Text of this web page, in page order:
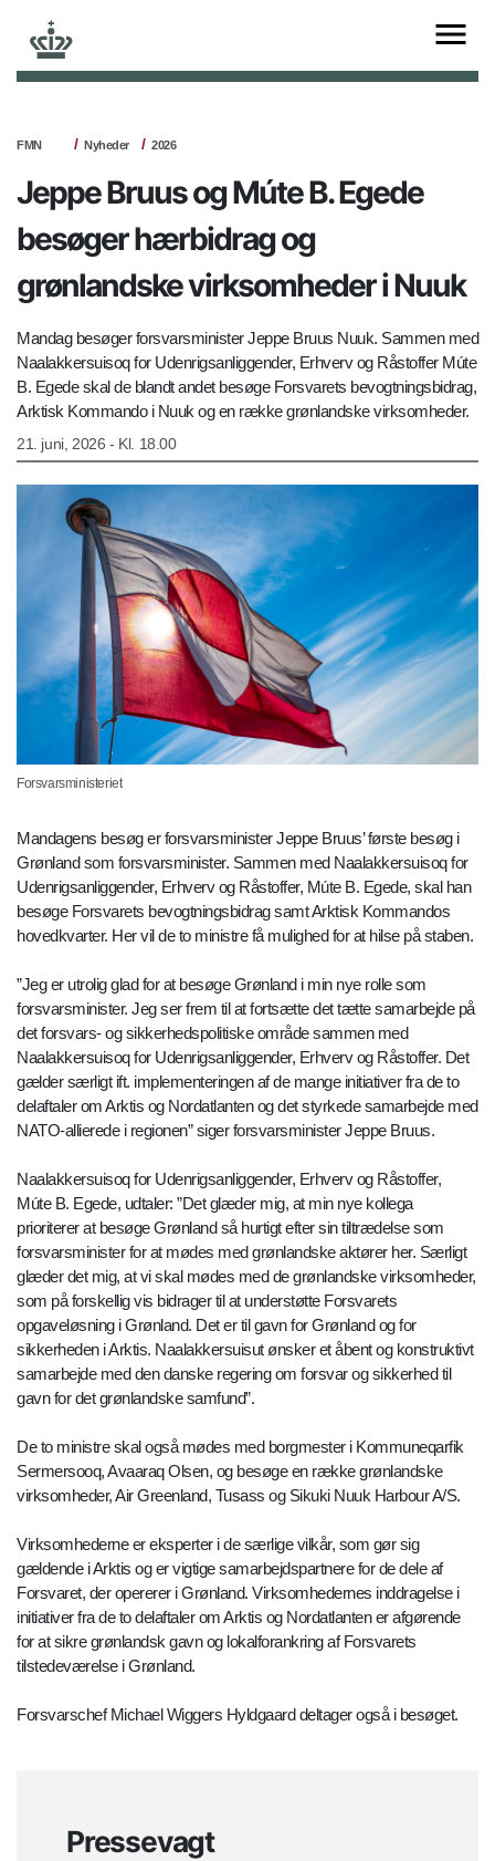
FMN Nyheder 2026
Jeppe Bruus og Múte B. Egede
besøger hærbidrag og
grønlandske virksomheder i Nuuk
Mandag besøger forsvarsminister Jeppe Bruus Nuuk. Sammen med
Naalakkersuisoq for Udenrigsanliggender, Erhverv og Råstoffer Múte
B. Egede skal de blandt andet besøge Forsvarets bevogtningsbidrag,
Arktisk Kommando i Nuuk og en række grønlandske virksomheder.
21. juni, 2026 - Kl. 18.00
Forsvarsministeriet
Mandagens besøg er forsvarsminister Jeppe Bruus’ første besøg i
Grønland som forsvarsminister. Sammen med Naalakkersuisoq for
Udenrigsanliggender, Erhverv og Råstoffer, Múte B. Egede, skal han
besøge Forsvarets bevogtningsbidrag samt Arktisk Kommandos
hovedkvarter. Her vil de to ministre få mulighed for at hilse på staben.
”Jeg er utrolig glad for at besøge Grønland i min nye rolle som
forsvarsminister. Jeg ser frem til at fortsætte det tætte samarbejde på
det forsvars- og sikkerhedspolitiske område sammen med
Naalakkersuisoq for Udenrigsanliggender, Erhverv og Råstoffer. Det
gælder særligt ift. implementeringen af de mange initiativer fra de to
delaftaler om Arktis og Nordatlanten og det styrkede samarbejde med
NATO-allierede i regionen” siger forsvarsminister Jeppe Bruus.
Naalakkersuisoq for Udenrigsanliggender, Erhverv og Råstoffer,
Múte B. Egede, udtaler: ”Det glæder mig, at min nye kollega
prioriterer at besøge Grønland så hurtigt efter sin tiltrædelse som
forsvarsminister for at mødes med grønlandske aktører her. Særligt
glæder det mig, at vi skal mødes med de grønlandske virksomheder,
som på forskellig vis bidrager til at understøtte Forsvarets
opgaveløsning i Grønland. Det er til gavn for Grønland og for
sikkerheden i Arktis. Naalakkersuisut ønsker et åbent og konstruktivt
samarbejde med den danske regering om forsvar og sikkerhed til
gavn for det grønlandske samfund”.
De to ministre skal også mødes med borgmester i Kommuneqarfik
Sermersooq, Avaaraq Olsen, og besøge en række grønlandske
virksomheder, Air Greenland, Tusass og Sikuki Nuuk Harbour A/S.
Virksomhederne er eksperter i de særlige vilkår, som gør sig
gældende i Arktis og er vigtige samarbejdspartnere for de dele af
Forsvaret, der opererer i Grønland. Virksomhedernes inddragelse i
initiativer fra de to delaftaler om Arktis og Nordatlanten er afgørende
for at sikre grønlandsk gavn og lokalforankring af Forsvarets
tilstedeværelse i Grønland.
Forsvarschef Michael Wiggers Hyldgaard deltager også i besøget.
Pressevagt